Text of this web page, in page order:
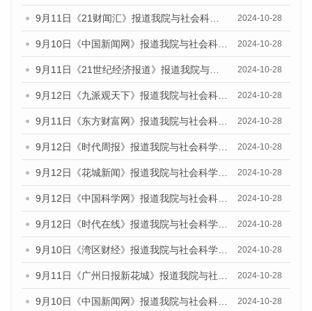
9月11日《21财闻汇》报道我院与社会科学文献出版社联合发布了《广州蓝皮书：广州金融发展报告（2024）》的媒体文章 2024-10-28
9月10日《中国新闻网》报道我院与社会科学文献出版社联合发布了《广州蓝皮书：广州金融发展报告（2024）》的媒体文章 2024-10-28
9月11日《21世纪经济报道》报道我院与社会科学文献出版社联合发布了《广州蓝皮书：广州金融发展报告（2024）》的媒体文章 2024-10-28
9月12日《九派观天下》报道我院与社会科学文献出版社联合发布了《广州蓝皮书：广州金融发展报告（2024）》的媒体文章 2024-10-28
9月11日《东方财富网》报道我院与社会科学文献出版社联合发布了《广州蓝皮书：广州金融发展报告（2024）》的媒体文章 2024-10-28
9月12日《时代周报》报道我院与社会科学文献出版社联合发布了《广州蓝皮书：广州金融发展报告（2024）》的媒体文章 2024-10-28
9月12日《花城新闻》报道我院与社会科学文献出版社联合发布了《广州蓝皮书：广州金融发展报告（2024）》的媒体文章 2024-10-28
9月12日《中国科学网》报道我院与社会科学文献出版社联合发布了《广州蓝皮书：广州金融发展报告（2024）》的媒体文章 2024-10-28
9月12日《时代在线》报道我院与社会科学文献出版社联合发布了《广州蓝皮书：广州金融发展报告（2024）》的媒体文章 2024-10-28
9月10日《湾区财经》报道我院与社会科学文献出版社联合发布了《广州蓝皮书：广州金融发展报告（2024）》的媒体文章 2024-10-28
9月11日《广州日报新花城》报道我院与社会科学文献出版社联合发布了《广州蓝皮书：广州金融发展报告（2024）》的媒体文章 2024-10-28
9月10日《中国新闻网》报道我院与社会科学文献出版社联合发布了《广州蓝皮书：广州金融发展报告（2024）》的媒体文章 2024-10-28